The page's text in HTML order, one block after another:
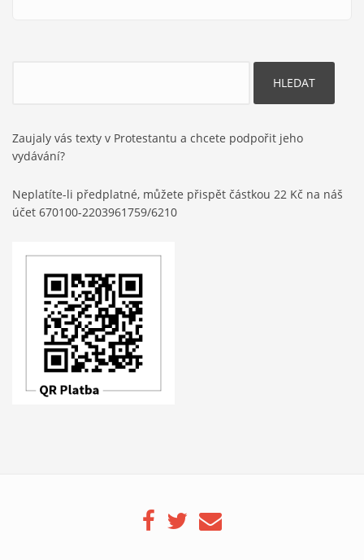
Zaujaly vás texty v Protestantu a chcete podpořit jeho
vydávání?
Neplatíte-li předplatné, můžete přispět částkou 22 Kč na náš
účet 670100-2203961759/6210